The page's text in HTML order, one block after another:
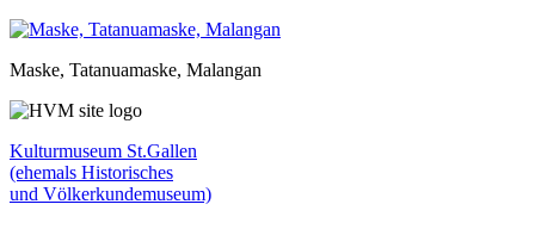
Maske, Tatanuamaske, Malangan
Kulturmuseum St.Gallen
(ehemals Historisches
und Völkerkundemuseum)